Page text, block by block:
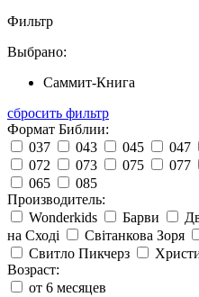
Фильтр
Выбрано:
Саммит-Книга
сбросить фильтр
Формат Библии:
037
043 045 047
072
073 075 077
065
085
Производитель:
Wonderkids
Барви
на Сході
Світанкова Зоря
Свитло Пикчерз
Возраст:
от 6 месяцев